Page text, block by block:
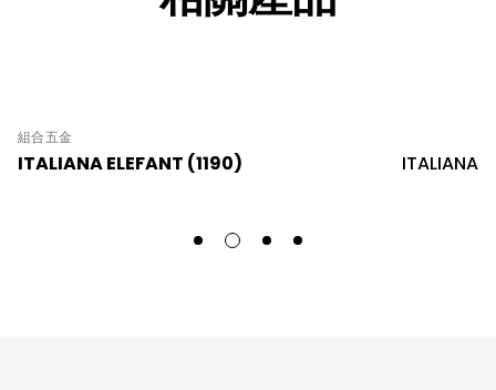
組合五金
ITALIANA ELEFANT (1190) ITALIANA